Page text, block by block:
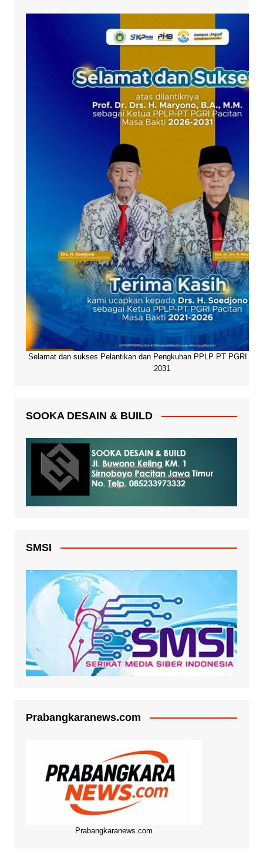
Selamat dan sukses Pelantikan dan Pengkuhan PPLP PT PGRI
2031
SOOKA DESAIN & BUILD
SMSI
Prabangkaranews.com
Prabangkaranews.com